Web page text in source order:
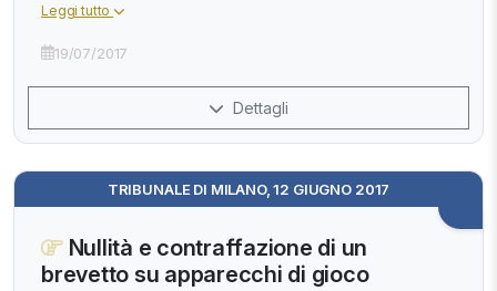
Leggi tutto
19/07/2017
Dettagli
TRIBUNALE DI MILANO, 12 GIUGNO 2017
Nullità e contraffazione di un
brevetto su apparecchi di gioco